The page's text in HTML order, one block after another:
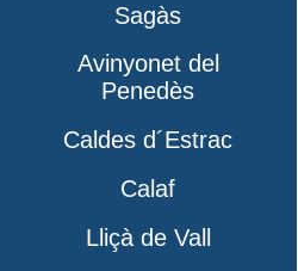
Sagàs
Avinyonet del
Penedès
Caldes d´Estrac
Calaf
Lliçà de Vall